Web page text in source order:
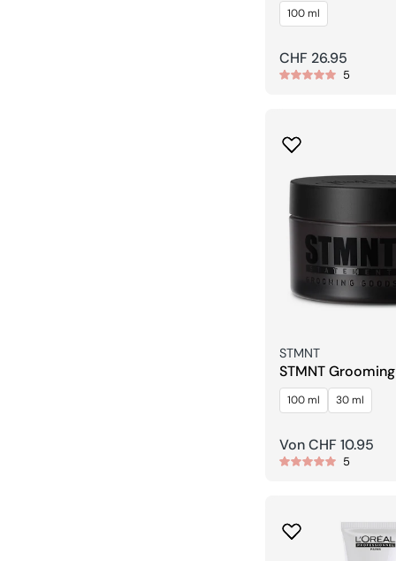
100 ml
Regulärer
Preis
CHF 26.95
5
Verkäufer:
STMNT
STMNT
Shine Paste
100 ml 30 ml
Regulärer
Preis
Von CHF 10.95
5